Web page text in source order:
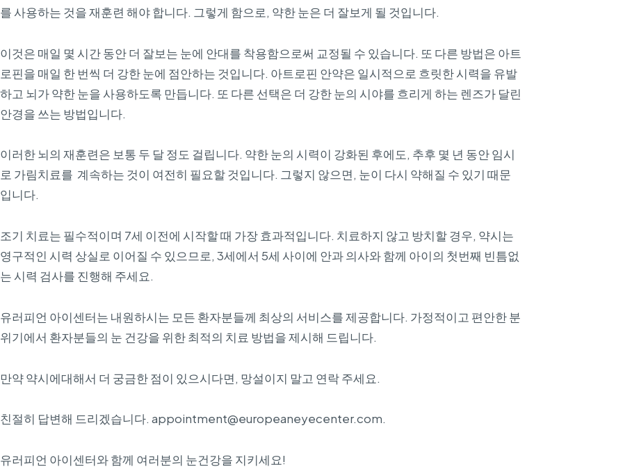
를 사용하는 것을 재훈련 해야 합니다. 그렇게 함으로, 약한 눈은 더 잘보게 될 것입니다.
이것은 매일 몇 시간 동안 더 잘보는 눈에 안대를 착용함으로써 교정될 수 있습니다. 또 다른 방법은 아트
로핀을 매일 한 번씩 더 강한 눈에 점안하는 것입니다. 아트로핀 안약은 일시적으로 흐릿한 시력을 유발
하고 뇌가 약한 눈을 사용하도록 만듭니다. 또 다른 선택은 더 강한 눈의 시야를 흐리게 하는 렌즈가 달린
안경을 쓰는 방법입니다.
이러한 뇌의 재훈련은 보통 두 달 정도 걸립니다. 약한 눈의 시력이 강화된 후에도, 추후 몇 년 동안 임시
로 가림치료를 계속하는 것이 여전히 필요할 것입니다. 그렇지 않으면, 눈이 다시 약해질 수 있기 때문
입니다.
조기 치료는 필수적이며 7세 이전에 시작할 때 가장 효과적입니다. 치료하지 않고 방치할 경우, 약시는
영구적인 시력 상실로 이어질 수 있으므로, 3세에서 5세 사이에 안과 의사와 함께 아이의 첫번째 빈틈없
는 시력 검사를 진행해 주세요.
유러피언 아이센터는 내원하시는 모든 환자분들께 최상의 서비스를 제공합니다. 가정적이고 편안한 분
위기에서 환자분들의 눈 건강을 위한 최적의 치료 방법을 제시해 드립니다.
만약 약시에대해서 더 궁금한 점이 있으시다면, 망설이지 말고 연락 주세요.
친절히 답변해 드리겠습니다. appointment@europeaneyecenter.com.
유러피언 아이센터와 함께 여러분의 눈건강을 지키세요!